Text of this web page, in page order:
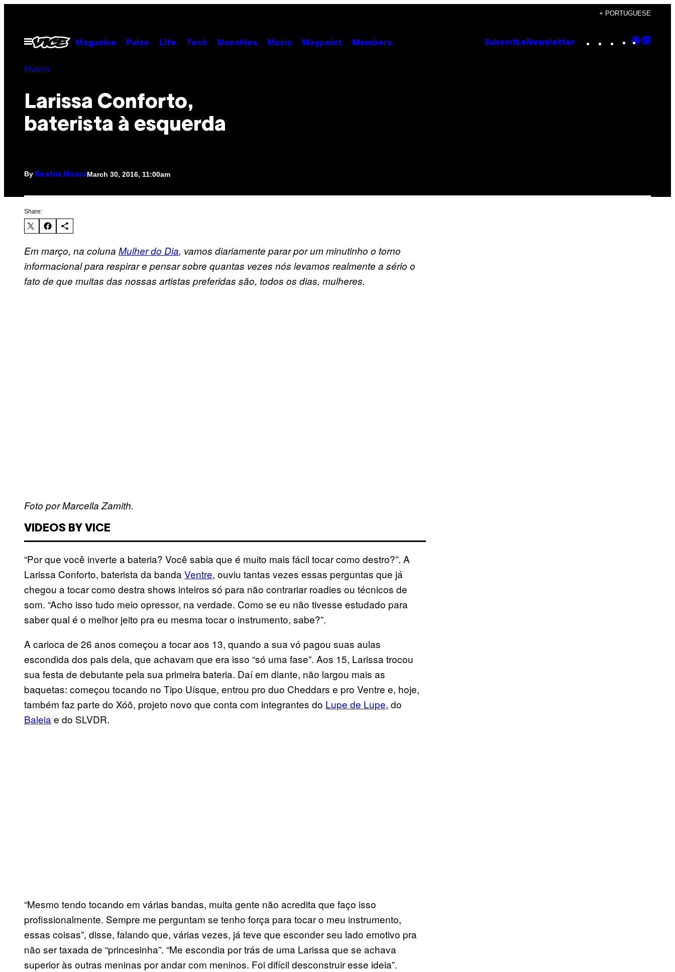
content
+ PORTUGUESE
Open
Menu
Magazine Pulse Life Tech Munchies Music Waypoint Members Subscribe Newsletter Instagram
TikTok
YouTube
Google
Música
Larissa Conforto,
baterista à esquerda
By Beatriz MouraMarch 30, 2016, 11:00am
Share:
Em março, na coluna Mulher do Dia, vamos diariamente parar por um minutinho o torno
informacional para respirar e pensar sobre quantas vezes nós levamos realmente a sério o
fato de que muitas das nossas artistas preferidas são, todos os dias, mulheres.
Foto por Marcella Zamith.
VIDEOS BY VICE
“Por que você inverte a bateria? Você sabia que é muito mais fácil tocar como destro?”. A
Larissa Conforto, baterista da banda Ventre, ouviu tantas vezes essas perguntas que já
chegou a tocar como destra shows inteiros só para não contrariar roadies ou técnicos de
som. “Acho isso tudo meio opressor, na verdade. Como se eu não tivesse estudado para
saber qual é o melhor jeito pra eu mesma tocar o instrumento, sabe?”.
A carioca de 26 anos começou a tocar aos 13, quando a sua vó pagou suas aulas
escondida dos pais dela, que achavam que era isso “só uma fase”. Aos 15, Larissa trocou
sua festa de debutante pela sua primeira bateria. Daí em diante, não largou mais as
baquetas: começou tocando no Tipo Uísque, entrou pro duo Cheddars e pro Ventre e, hoje,
também faz parte do Xóõ, projeto novo que conta com integrantes do Lupe de Lupe, do
Baleia e do SLVDR.
“Mesmo tendo tocando em várias bandas, muita gente não acredita que faço isso
profissionalmente. Sempre me perguntam se tenho força para tocar o meu instrumento,
essas coisas”, disse, falando que, várias vezes, já teve que esconder seu lado emotivo pra
não ser taxada de “princesinha”. “Me escondia por trás de uma Larissa que se achava
superior às outras meninas por andar com meninos. Foi difícil desconstruir esse ideia”.